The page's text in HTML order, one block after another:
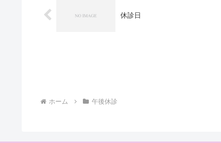
休診日
ホーム 午後休診